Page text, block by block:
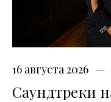
16 августа 2026
Саундтреки